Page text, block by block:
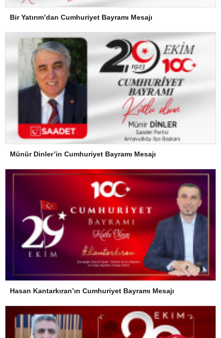
Bir Yatırım’dan Cumhuriyet Bayramı Mesajı
Münür Dinler’in Cumhuriyet Bayramı Mesajı
Hasan Kantarkıran’ın Cumhuriyet Bayramı Mesajı